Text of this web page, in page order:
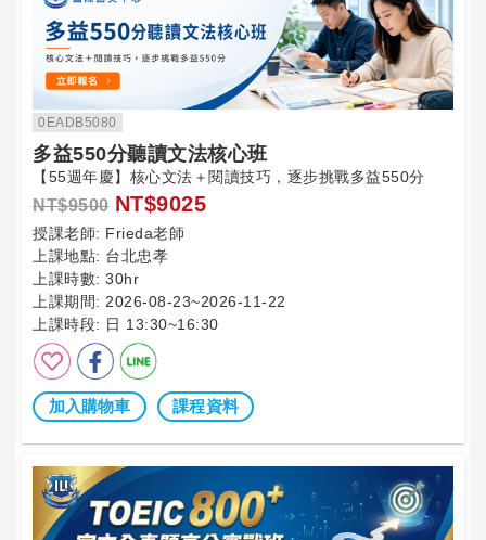
0EADB5080
多益550分聽讀文法核心班
【55週年慶】核心文法＋閱讀技巧，逐步挑戰多益550分
NT$9500 NT$9025
授課老師: Frieda老師
上課地點: 台北忠孝
上課時數: 30hr
上課期間: 2026-08-23~2026-11-22
上課時段: 日 13:30~16:30
加入購物車 課程資料